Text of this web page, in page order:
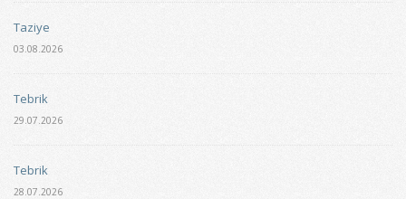
Taziye
03.08.2026
Tebrik
29.07.2026
Tebrik
28.07.2026